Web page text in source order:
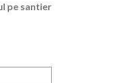
pe santier